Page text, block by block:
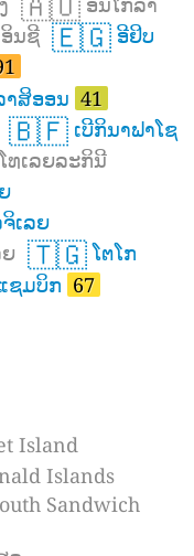
ອິນຊີ 🇪🇬 ອີຢິບ
າສິອອນ 41
🇧🇫 ເບີກິນາຟາໂຊ
ທເລຍລະກິນີ
ເລຍ
🇹🇬ໂຕໂກ
ຊມບິກ 67
Island
Islands
Sandwich